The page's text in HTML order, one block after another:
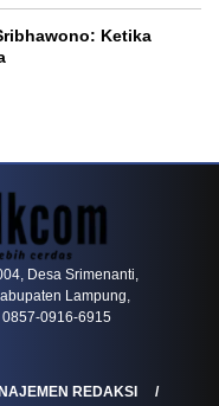
Ketika
Terus Mendorong
Desa Srimenanti,
Lampung,
0857-0916-6915
REDAKSI